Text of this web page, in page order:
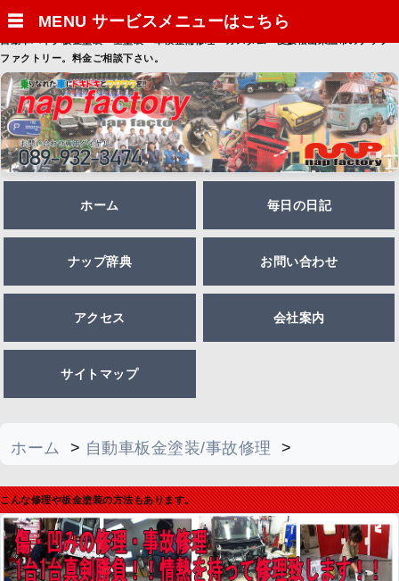
ファクトリー。料金ご相談下さい。
ホーム 毎日の日記
ナップ辞典 お問い合わせ
アクセス 会社案内
サイトマップ
☰ MENU サービスメニューはこちら
ホーム > 自動車板金塗装/事故修理
>
こんな修理や板金塗装の方法もあります。